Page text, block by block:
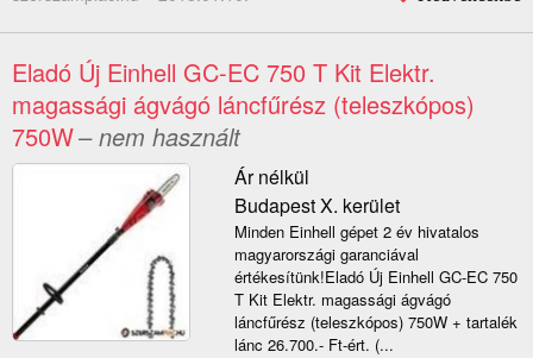
Eladó Új Einhell GC-EC 750 T Kit Elektr.
magassági ágvágó láncfűrész (teleszkópos)
750W– nem használt
Ár nélkül
Budapest X. kerület
Minden Einhell gépet 2 év hivatalos
magyarországi garanciával
értékesítünk!Eladó Új Einhell GC-EC 750
T Kit Elektr. magassági ágvágó
láncfűrész (teleszkópos) 750W + tartalék
lánc 26.700.- Ft-ért. (...